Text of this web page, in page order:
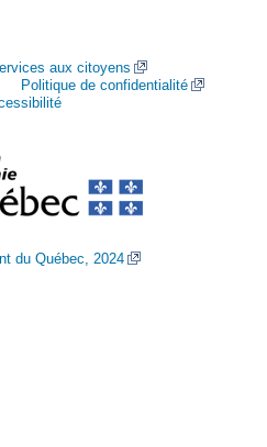
aux citoyens
Politique de confidentialité
du Québec, 2024